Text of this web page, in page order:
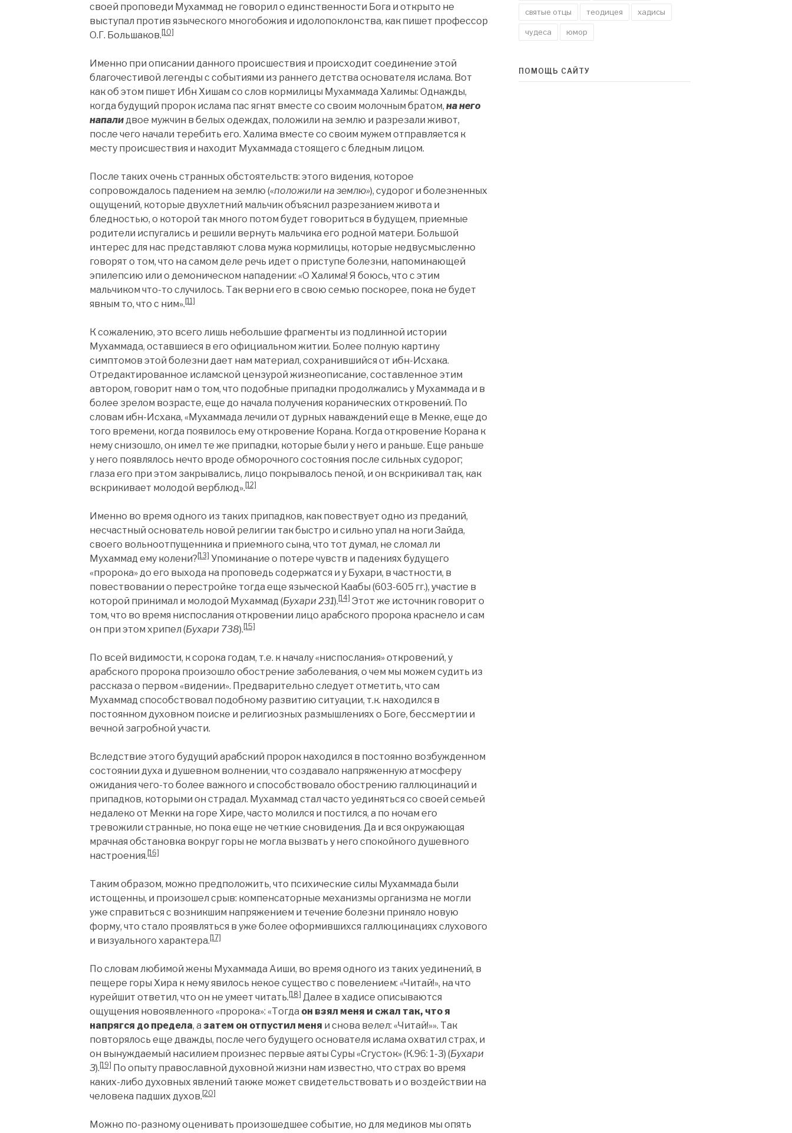
своей проповеди Мухаммад не говорил о единственности Бога и открыто не
выступал против языческого многобожия и идолопоклонства, как пишет профессор
О.Г. Большаков.[10]
Именно при описании данного происшествия и происходит соединение этой
благочестивой легенды с событиями из раннего детства основателя ислама. Вот
как об этом пишет Ибн Хишам со слов кормилицы Мухаммада Халимы: Однажды,
когда будущий пророк ислама пас ягнят вместе со своим молочным братом, на него
напали двое мужчин в белых одеждах, положили на землю и разрезали живот,
после чего начали теребить его. Халима вместе со своим мужем отправляется к
месту происшествия и находит Мухаммада стоящего с бледным лицом.
После таких очень странных обстоятельств: этого видения, которое
сопровождалось падением на землю («положили на землю»), судорог и болезненных
ощущений, которые двухлетний мальчик объяснил разрезанием живота и
бледностью, о которой так много потом будет говориться в будущем, приемные
родители испугались и решили вернуть мальчика его родной матери. Большой
интерес для нас представляют слова мужа кормилицы, которые недвусмысленно
говорят о том, что на самом деле речь идет о приступе болезни, напоминающей
эпилепсию или о демоническом нападении: «О Халима! Я боюсь, что с этим
мальчиком что-то случилось. Так верни его в свою семью поскорее, пока не будет
явным то, что с ним».[11]
К сожалению, это всего лишь небольшие фрагменты из подлинной истории
Мухаммада, оставшиеся в его официальном житии. Более полную картину
симптомов этой болезни дает нам материал, сохранившийся от ибн-Исхака.
Отредактированное исламской цензурой жизнеописание, составленное этим
автором, говорит нам о том, что подобные припадки продолжались у Мухаммада и в
более зрелом возрасте, еще до начала получения коранических откровений. По
словам ибн-Исхака, «Мухаммада лечили от дурных наваждений еще в Мекке, еще до
того времени, когда появилось ему откровение Корана. Когда откровение Корана к
нему снизошло, он имел те же припадки, которые были у него и раньше. Еще раньше
у него появлялось нечто вроде обморочного состояния после сильных судорог;
глаза его при этом закрывались, лицо покрывалось пеной, и он вскрикивал так, как
вскрикивает молодой верблюд».[12]
Именно во время одного из таких припадков, как повествует одно из преданий,
несчастный основатель новой религии так быстро и сильно упал на ноги Зайда,
своего вольноотпущенника и приемного сына, что тот думал, не сломал ли
Мухаммад ему колени?[13] Упоминание о потере чувств и падениях будущего
«пророка» до его выхода на проповедь содержатся и у Бухари, в частности, в
повествовании о перестройке тогда еще языческой Каабы (603-605 гг.), участие в
которой принимал и молодой Мухаммад (Бухари 231).[14] Этот же источник говорит о
том, что во время ниспослания откровении лицо арабского пророка краснело и сам
он при этом хрипел (Бухари 738).[15]
По всей видимости, к сорока годам, т.е. к началу «ниспослания» откровений, у
арабского пророка произошло обострение заболевания, о чем мы можем судить из
рассказа о первом «видении». Предварительно следует отметить, что сам
Мухаммад способствовал подобному развитию ситуации, т.к. находился в
постоянном духовном поиске и религиозных размышлениях о Боге, бессмертии и
вечной загробной участи.
Вследствие этого будущий арабский пророк находился в постоянно возбужденном
состоянии духа и душевном волнении, что создавало напряженную атмосферу
ожидания чего-то более важного и способствовало обострению галлюцинаций и
припадков, которыми он страдал. Мухаммад стал часто уединяться со своей семьей
недалеко от Мекки на горе Хире, часто молился и постился, а по ночам его
тревожили странные, но пока еще не четкие сновидения. Да и вся окружающая
мрачная обстановка вокруг горы не могла вызвать у него спокойного душевного
настроения.[16]
Таким образом, можно предположить, что психические силы Мухаммада были
истощенны, и произошел срыв: компенсаторные механизмы организма не могли
уже справиться с возникшим напряжением и течение болезни приняло новую
форму, что стало проявляться в уже более оформившихся галлюцинациях слухового
и визуального характера.[17]
По словам любимой жены Мухаммада Аиши, во время одного из таких уединений, в
пещере горы Хира к нему явилось некое существо с повелением: «Читай!», на что
курейшит ответил, что он не умеет читать.[18] Далее в хадисе описываются
ощущения новоявленного «пророка»: «Тогда он взял меня и сжал так, что я
напрягся до предела, а затем он отпустил меня и снова велел: «Читай!»». Так
повторялось еще дважды, после чего будущего основателя ислама охватил страх, и
он вынуждаемый насилием произнес первые аяты Суры «Сгусток» (К.96: 1-3) (Бухари
3).[19] По опыту православной духовной жизни нам известно, что страх во время
каких-либо духовных явлений также может свидетельствовать и о воздействии на
человека падших духов.[20]
Можно по-разному оценивать произошедшее событие, но для медиков мы опять
святые отцы теодицея хадисы
чудеса юмор
ПОМОЩЬ САЙТУ